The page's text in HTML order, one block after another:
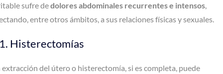
sufre dedolores abdominales recurrentes e intensos,
entre otros ámbitos, a sus relaciones físicas y sexuales.
Histerectomías
extracción del útero o histerectomía, si es completa, puede